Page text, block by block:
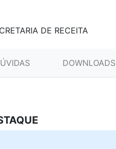
DE RECEITA
DOWNLOADS